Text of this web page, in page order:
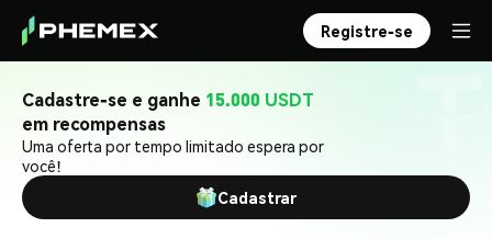
Registre-se
Cadastre-se e ganhe 15.000 USDT
em recompensas
Uma oferta por tempo limitado espera por
você!
Cadastrar